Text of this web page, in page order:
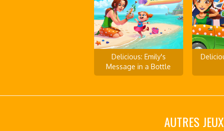
Delicious: Emily's
Message in a Bottle
AUTRES